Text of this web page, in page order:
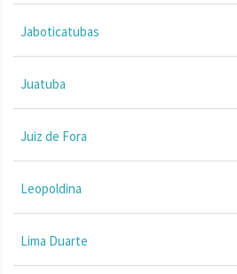
Jaboticatubas
Juatuba
Juiz de Fora
Leopoldina
Lima Duarte